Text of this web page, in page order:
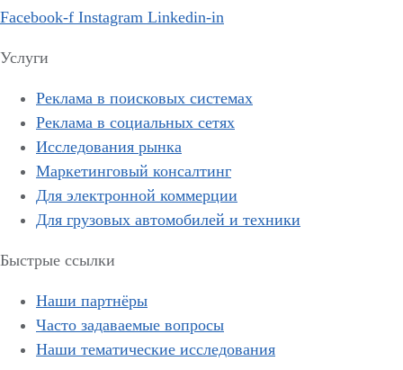
Facebook-f Instagram Linkedin-in
Услуги
Реклама в поисковых системах
Реклама в социальных сетях
Исследования рынка
Маркетинговый консалтинг
Для электронной коммерции
Для грузовых автомобилей и техники
Быстрые ссылки
Наши партнёры
Часто задаваемые вопросы
Наши тематические исследования